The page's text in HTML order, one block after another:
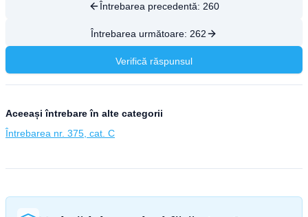
Întrebarea precedentă: 260
Întrebarea următoare: 262
Verifică răspunsul
Aceeași întrebare în alte categorii
Întrebarea nr. 375, cat. C